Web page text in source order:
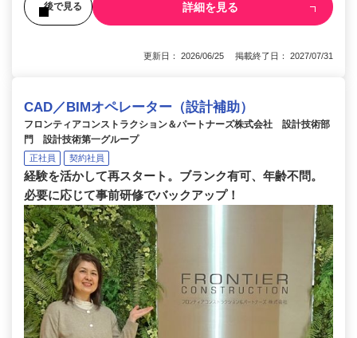
後で見る 詳細を見る
更新日： 2026/06/25 掲載終了日： 2027/07/31
CAD／BIMオペレーター（設計補助）
フロンティアコンストラクション＆パートナーズ株式会社 設計技術部
門 設計技術第一グループ
正社員 契約社員
経験を活かして再スタート。ブランク有可、年齢不問。
必要に応じて事前研修でバックアップ！